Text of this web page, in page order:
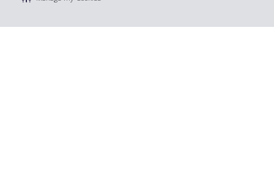
Sitemap Cookies verwalten